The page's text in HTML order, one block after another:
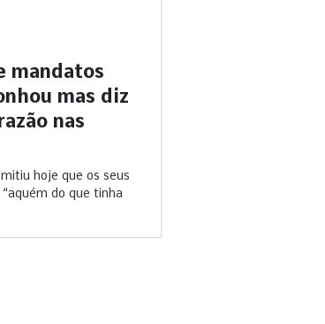
mandatos
mas diz
nas
hoje que os seus
do que tinha